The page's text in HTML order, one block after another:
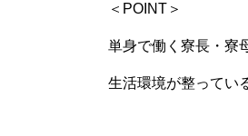
＜POINT＞
単身で働く寮長・寮
生活環境が整ってい